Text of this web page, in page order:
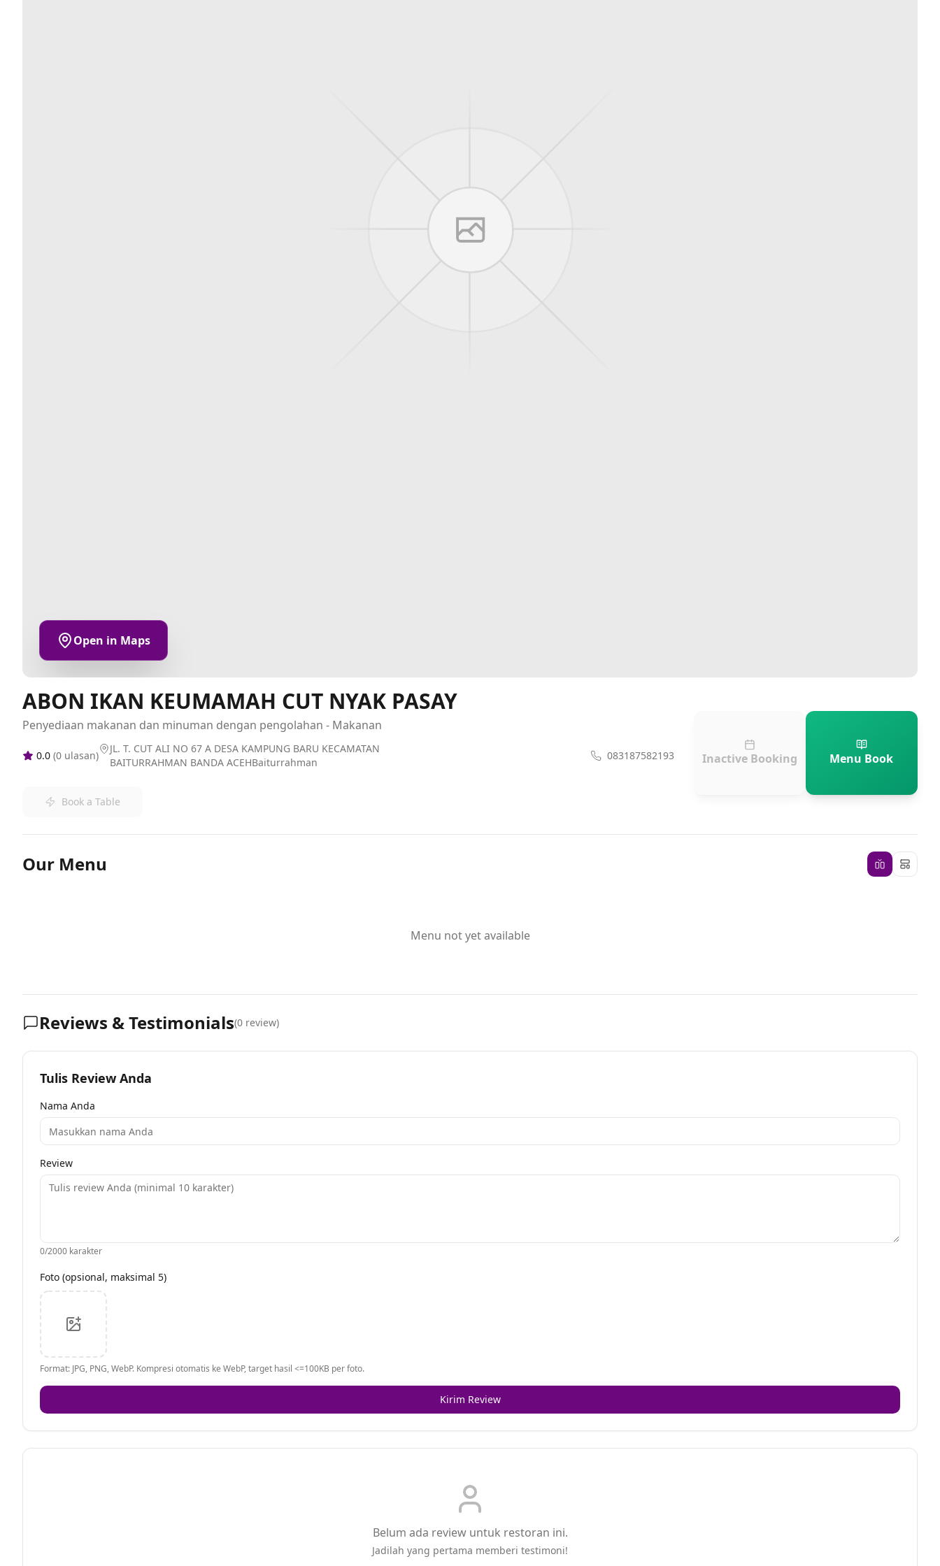
Open in Maps
ABON IKAN KEUMAMAH CUT NYAK PASAY
Penyediaan makanan dan minuman dengan pengolahan - Makanan
0.0 (0 ulasan)
JL. T. CUT ALI NO 67 A DESA KAMPUNG BARU KECAMATAN
BAITURRAHMAN BANDA ACEHBaiturrahman
083187582193
Book a Table
Inactive Booking Menu Book
Our Menu
Menu not yet available
Reviews & Testimonials(0 review)
Tulis Review Anda
Nama Anda
Review
0/2000 karakter
Foto (opsional, maksimal 5)
Format: JPG, PNG, WebP. Kompresi otomatis ke WebP, target hasil <=100KB per foto.
Kirim Review
Belum ada review untuk restoran ini.
Jadilah yang pertama memberi testimoni!